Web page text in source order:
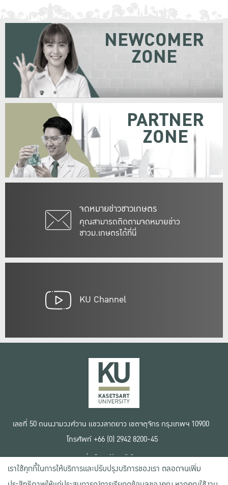
จดหมายข่าวชาวเกษตร
คุณสามารถติดตามจดหมายข่าว
ชาวม.เกษตรได้ที่นี่
NEWCOMER
ZONE
PARTNER
ZONE
KU Channel
เลขที่ 50 ถนนงามวงศ์วาน แขวงลาดยาว เขตจตุจักร กรุงเทพฯ 10900
โทรศัพท์ +66 (0) 2942 8200-45
เงื่อนไขการใช้งานเว็บไซต์
ข้อตกลงด้านสิทธิ์ใช้งาน
นโยบายความเป็นส่วนตัว
เราใช้คุกกี้ในการให้บริการและปรับปรุงบริการของเรา ตลอดจนเพิ่ม